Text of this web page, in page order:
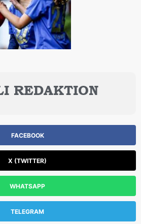
REDAKTION
FACEBOOK
X (TWITTER)
WHATSAPP
TELEGRAM